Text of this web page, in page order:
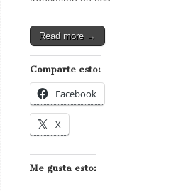
Read more →
Comparte esto:
Facebook
X
Me gusta esto: